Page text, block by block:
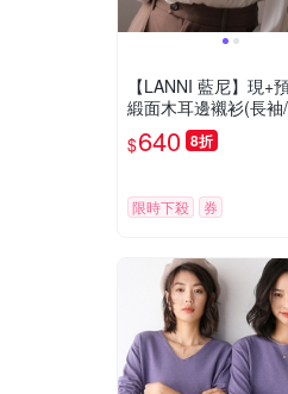
【LANNI 藍尼】現+
緞面木耳邊襯衫(長袖/
通勤)
$640 8折
限時下殺 券